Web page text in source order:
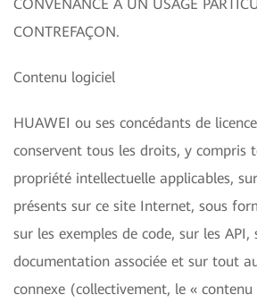
CONVENANCE À UN USAGE
CONTREFAÇON.
Contenu logiciel
HUAWEI ou ses concédants de
conservent tous les droits, y compris
propriété intellectuelle applicables,
présents sur ce site Internet, sous
sur les exemples de code, sur les API,
documentation associée et sur tout
connexe (collectivement, le «